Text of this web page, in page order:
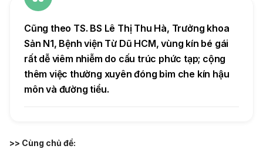
Cũng theo TS. BS Lê Thị Thu Hà, Trưởng khoa
Sản N1, Bệnh viện Từ Dũ HCM, vùng kín bé gái
rất dễ viêm nhiễm do cấu trúc phức tạp; cộng
thêm việc thường xuyên đóng bỉm che kín hậu
môn và đường tiểu.
>> Cùng chủ đề: